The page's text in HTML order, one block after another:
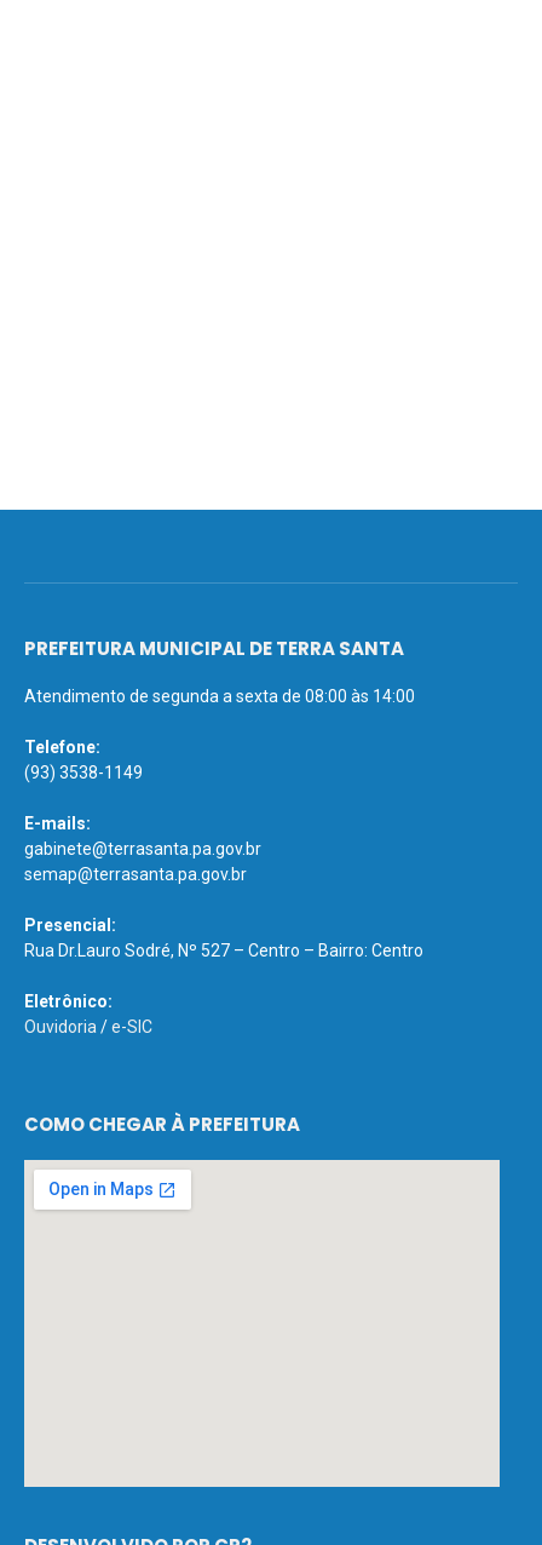
PREFEITURA MUNICIPAL DE TERRA SANTA
Atendimento de segunda a sexta de 08:00 às 14:00
Telefone:
(93) 3538-1149
E-mails:
gabinete@terrasanta.pa.gov.br
semap@terrasanta.pa.gov.br
Presencial:
Rua Dr.Lauro Sodré, Nº 527 – Centro – Bairro: Centro
Eletrônico:
Ouvidoria /e-SIC
COMO CHEGAR À PREFEITURA